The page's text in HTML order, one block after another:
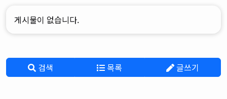
게시물이 없습니다.
검색 목록 글쓰기